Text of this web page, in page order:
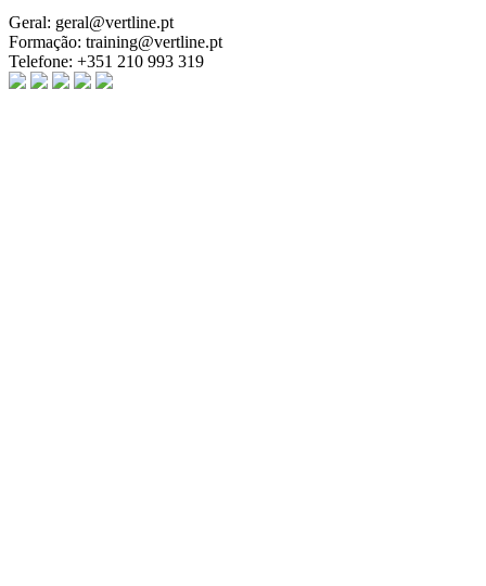
Geral: geral@vertline.pt
Formação: training@vertline.pt
Telefone: +351 210 993 319